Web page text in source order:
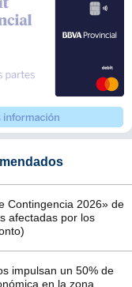
Contingencia 2026» de
afectadas por los
impulsan un 50% de
en la zona